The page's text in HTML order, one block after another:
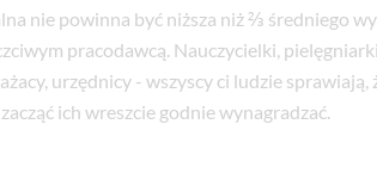
nie powinna być niższa niż ⅔ średniego
pracodawcą. Nauczycielki,
urzędnicy - wszyscy ci ludzie
ich wreszcie godnie wynagradzać.